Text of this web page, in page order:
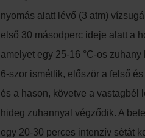
nyomás alatt lévő (3 atm)
első 30 másodperc ideje alatt a
amelyet egy 25-16 °C-os
6-szor ismétlik, először a felső
és a hason, követve a vastagbél
hideg zuhannyal végződik. A
egy 20-30 perces intenzív sétát